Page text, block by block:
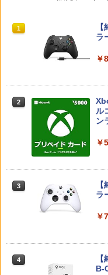
￥
ダ
￥
￥
ー
￥
ス
￥
4
パ
1
コ
￥
ス
3
￥
ニ
1
日
プ
￥
【
【
1
ラ
￥
2
ル
ン
￥
3
ラ
￥
4
B-